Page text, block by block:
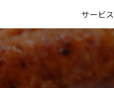
サービス